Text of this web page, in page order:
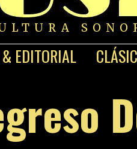
EDITORIAL